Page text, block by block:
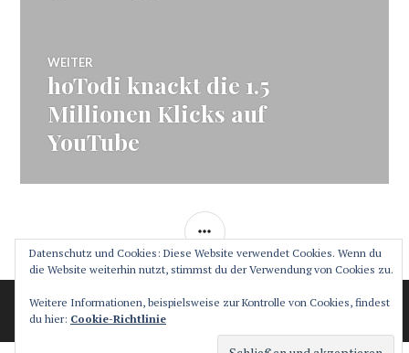
WEITER
Nächster
Beitrag:
hoTodi knackt die 1.5
Millionen Klicks auf
YouTube
SEITENLEISTE
Stolz präsentiert von WordPress
Theme: Canard von
Datenschutz und Cookies: Diese Website verwendet Cookies. Wenn du
die Website weiterhin nutzt, stimmst du der Verwendung von Cookies zu.
Weitere Informationen, beispielsweise zur Kontrolle von Cookies, findest
du hier: Cookie-Richtlinie